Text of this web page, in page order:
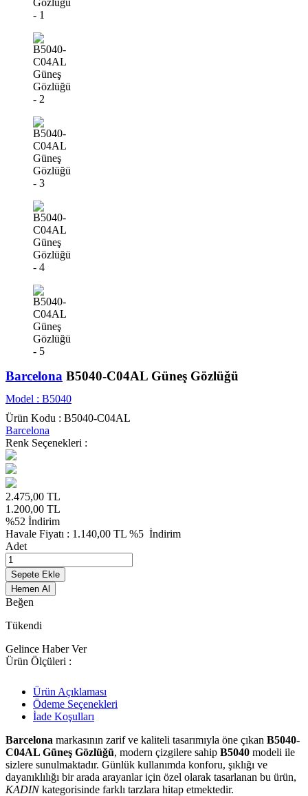
Barcelona B5040-C04AL Güneş Gözlüğü
Model : B5040
Ürün Kodu : B5040-C04AL
Barcelona
Renk Seçenekleri :
2.475,00 TL
1.200,00 TL
%52 İndirim
Havale Fiyatı : 1.140,00 TL %5 İndirim
Adet
Sepete Ekle
Hemen Al
Beğen
Tükendi
Gelince Haber Ver
Ürün Ölçüleri :
Ürün Açıklaması
Ödeme Seçenekleri
İade Koşulları
Barcelona markasının zarif ve kaliteli tasarımıyla öne çıkan B5040-
C04AL Güneş Gözlüğü, modern çizgilere sahip B5040 modeli ile
sizlere sunulmaktadır. Günlük kullanımda konforu, şıklığı ve
dayanıklılığı bir arada arayanlar için özel olarak tasarlanan bu ürün,
KADINkategorisinde farklı tarzlara hitap etmektedir.